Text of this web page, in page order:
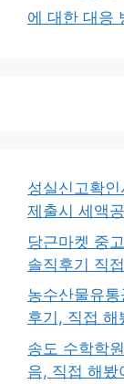
에 대한 대응
성실신고확
제출시 세액
당근마켓 중
솔직후기 직
농수산물유
후기, 직접 해
송도 수학학
음, 직접 해봤